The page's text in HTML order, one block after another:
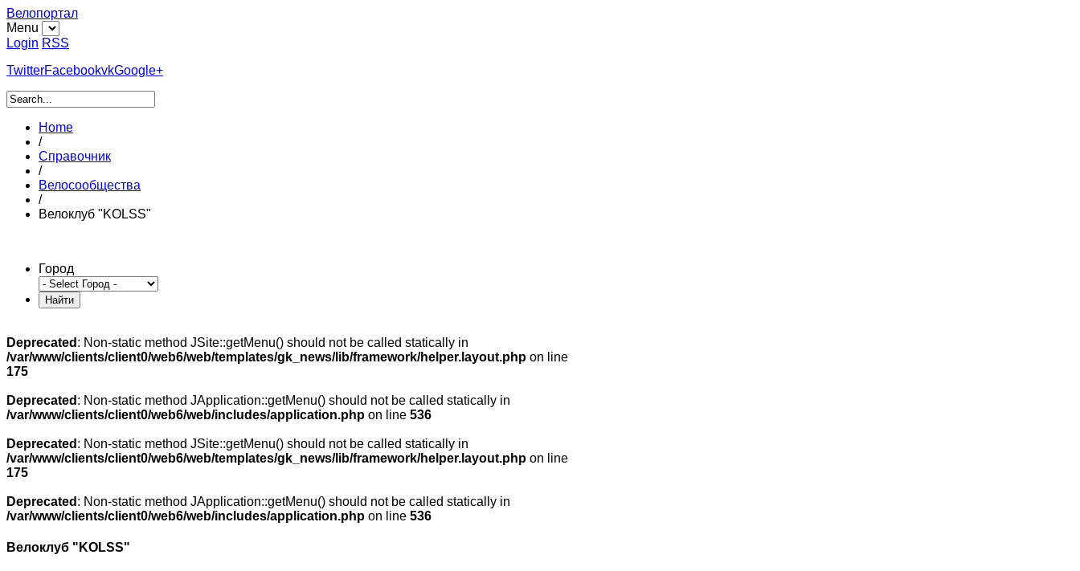
Велопортал
Menu
Login RSS
TwitterFacebookvkGoogle+
Home
/
Справочник
/
Велоcообщества
/
Велоклуб "KOLSS"
Город
Deprecated : Non-static method JSite::getMenu() should not be called statically in
/var/www/clients/client0/web6/web/templates/gk_news/lib/framework/helper.layout.php on line
175
Deprecated : Non-static method JApplication::getMenu() should not be called statically in
/var/www/clients/client0/web6/web/includes/application.php on line 536
Deprecated : Non-static method JSite::getMenu() should not be called statically in
/var/www/clients/client0/web6/web/templates/gk_news/lib/framework/helper.layout.php on line
175
Deprecated : Non-static method JApplication::getMenu() should not be called statically in
/var/www/clients/client0/web6/web/includes/application.php on line 536
Велоклуб "KOLSS"